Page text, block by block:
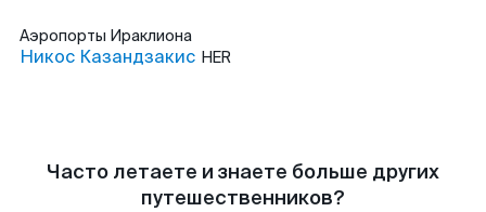
Аэропорты Ираклиона
Никос Казандзакис HER
Часто летаете и знаете больше других
путешественников?